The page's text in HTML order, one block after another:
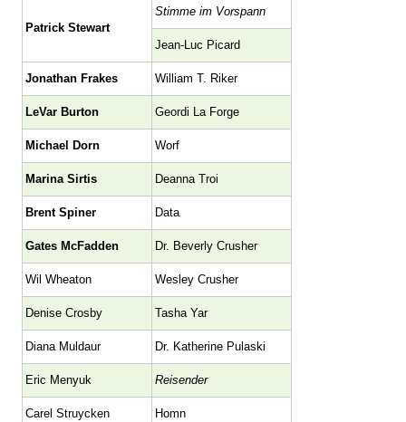
Patrick Stewart
Stimme im Vorspann
Jean-Luc Picard
Jonathan Frakes William T. Riker
LeVar Burton Geordi La Forge
Michael Dorn Worf
Marina Sirtis Deanna Troi
Brent Spiner Data
Gates McFadden Dr. Beverly Crusher
Wil Wheaton Wesley Crusher
Denise Crosby Tasha Yar
Diana Muldaur Dr. Katherine Pulaski
Eric Menyuk Reisender
Carel Struycken Homn